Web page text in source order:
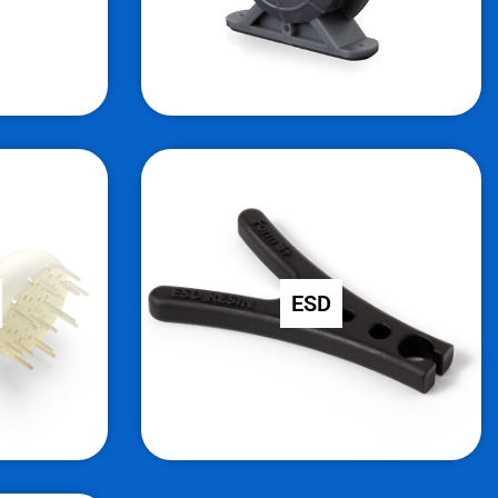
do
MPa.
ESD
ESD
Robusten elektrostatično varen
material izboljša vaše proizvodne
elektronske delotoke.